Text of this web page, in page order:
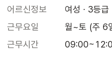
어르신정보
여성 · 3등급
근무요일
월~토 (주 6
근무시간